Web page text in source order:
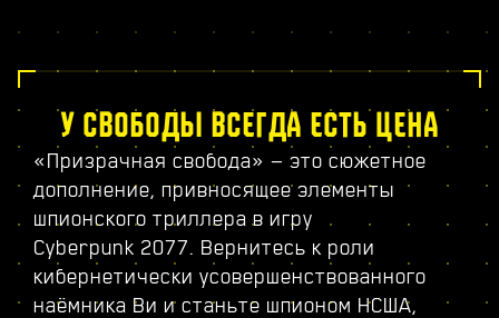
У СВОБОДЫ ВСЕГДА ЕСТЬ ЦЕНА
«Призрачная свобода» — это сюжетное
дополнение, привносящее элементы
шпионского триллера в игру
Cyberpunk 2077. Вернитесь к роли
кибернетически усовершенствованного
наёмника Ви и станьте шпионом НСША,